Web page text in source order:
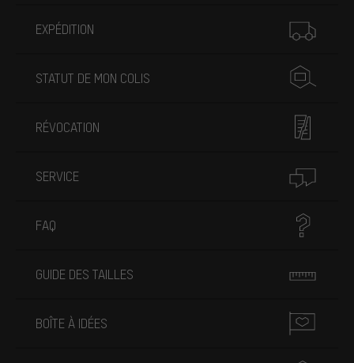
EXPÉDITION
STATUT DE MON COLIS
RÉVOCATION
SERVICE
FAQ
GUIDE DES TAILLES
BOÎTE À IDÉES